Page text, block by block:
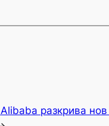
Alibaba разкрива нов